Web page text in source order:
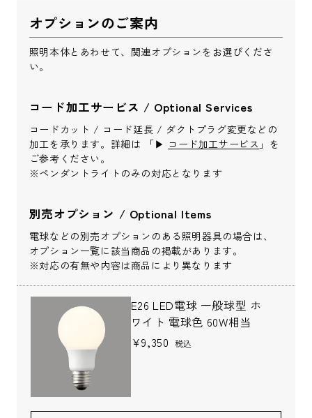
お問合せフォーム
件名 *
お問い合わせ内容
府県をご記入ください。
お名前 *
お名前(ふりがな)
オプションのご案内
照明本体とあわせて、関連オプションをお選びくださ
い。
コード加工サービス / Optional Services
コードカット / コード延長 / ダクトプラグ変更などの
加工を承ります。詳細は 「▶︎ コード加工サービス 」を
ご参考ください。
※ペンダントライトのみの対応となります
別売オプション / Optional Items
電球などの別売オプションのある照明器具の場合は、
オプション一覧に該当商品の掲載があります。
※対応の有無や内容は商品により異なります
E26 LED電球 一般球型 ホ
ワイト 電球色 60W相当
¥9,350 税込